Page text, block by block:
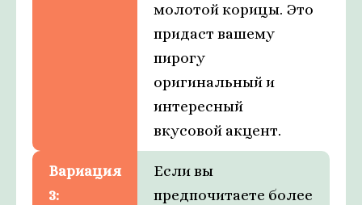
молотой корицы. Это
придаст вашему
пирогу
оригинальный и
интересный
вкусовой акцент.
Вариация
3:
Если вы
предпочитаете более